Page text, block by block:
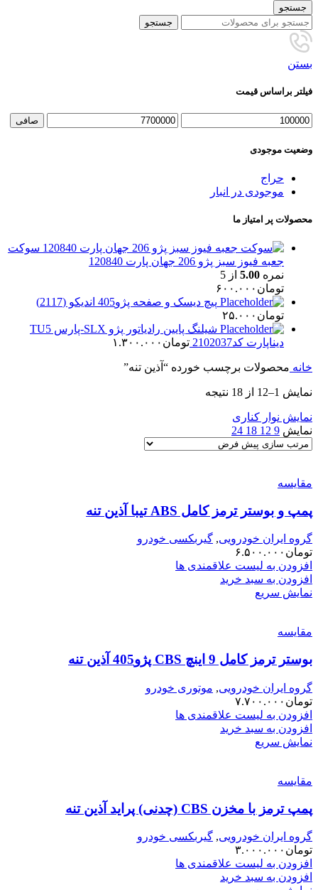
جستجو
جستجو
بستن
فیلتر براساس قیمت
حداقل
حداكثر
صافی
وضعیت موجودی
حراج
موجودی در انبار
محصولات پر امتیاز ما
سوکت
جعبه فیوز سبز پژو 206 جهان پارت 120840
نمره 5.00 از 5
تومان ۶۰۰.۰۰۰
پیچ دیسک و صفحه پژو405 اندیکو (2117)
تومان ۲۵.۰۰۰
شیلنگ پایین رادیاتور پژو SLX-پارس TU5
دیناپارت کد2102037
تومان ۱.۳۰۰.۰۰۰
خانه محصولات برچسب خورده “آذین تنه”
نمایش 1–12 از 18 نتیجه
نمایش نوار کناری
نمایش 9
12
18
24
مقایسه
پمپ و بوستر ترمز کامل ABS تیبا آذین تنه
گروه ایران خودرویی, گیربکسی خودرو
تومان ۶.۵۰۰.۰۰۰
افزودن به لیست علاقمندی ها
افزودن به سبد خرید
نمایش سریع
مقایسه
بوستر ترمز کامل 9 اینچ CBS پژو405 آذین تنه
گروه ایران خودرویی, موتوری خودرو
تومان ۷.۷۰۰.۰۰۰
افزودن به لیست علاقمندی ها
افزودن به سبد خرید
نمایش سریع
مقایسه
پمپ ترمز با مخزن CBS (چدنی) پراید آذین تنه
گروه ایران خودرویی, گیربکسی خودرو
تومان ۳.۰۰۰.۰۰۰
افزودن به لیست علاقمندی ها
افزودن به سبد خرید